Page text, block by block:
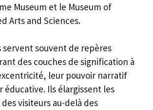
Museum et le Museum of
Arts and Sciences.
servent souvent de repères
des couches de signification à
leur pouvoir narratif
éducative. Ils élargissent les
visiteurs au-delà des